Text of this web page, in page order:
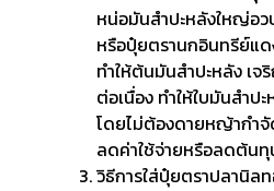
หน่อมันสำปะหลังใหญ่อ
หรือปุ๋ยตรานกอินทรีย์แ
ทำให้ต้นมันสำปะหลัง เจ
ต่อเนื่อง ทำให้ใบมันสำ
โดยไม่ต้องดายหญ้ากำ
ลดค่าใช้จ่ายหรือลดต้น
วิธีการใส่ปุ๋ยตราปลานิล